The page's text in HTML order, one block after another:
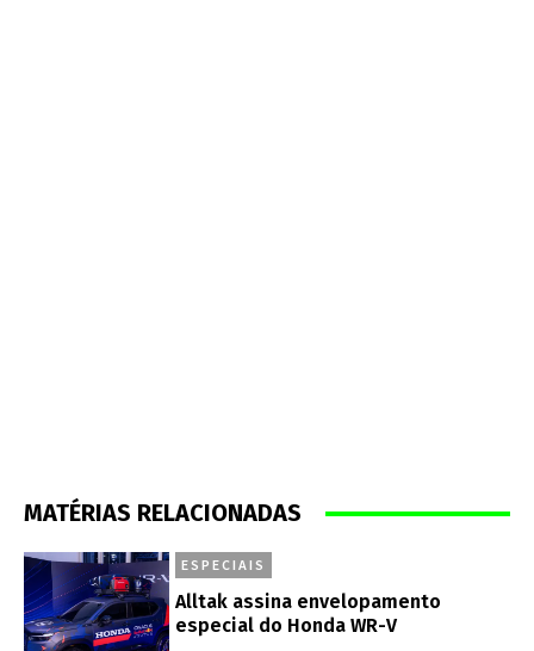
MATÉRIAS RELACIONADAS
ESPECIAIS
Alltak assina envelopamento
especial do Honda WR-V